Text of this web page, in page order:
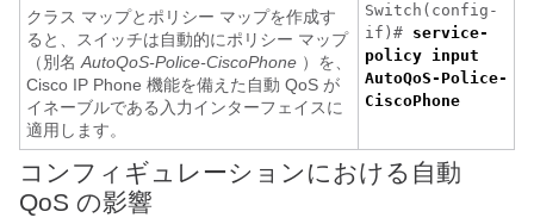
クラス マップとポリシー マップを作成す
ると、スイッチは自動的にポリシー マップ
（別名 AutoQoS-Police-CiscoPhone ）を、
Cisco IP Phone 機能を備えた自動 QoS が
イネーブルである入力インターフェイスに
適用します。
Switch(config-
if)# service-
policy input
AutoQoS-Police-
CiscoPhone
コンフィギュレーションにおける自動
QoS の影響